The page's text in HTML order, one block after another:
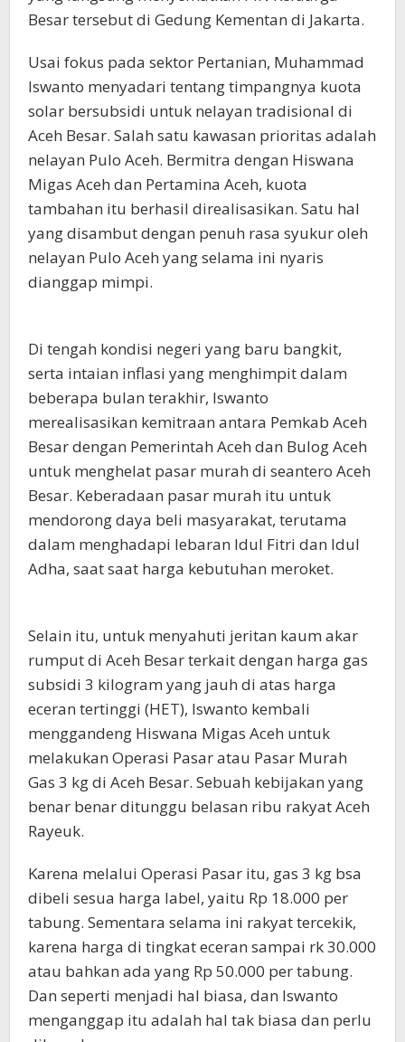
Besar tersebut di Gedung Kementan di Jakarta.
Usai fokus pada sektor Pertanian, Muhammad
Iswanto menyadari tentang timpangnya kuota
solar bersubsidi untuk nelayan tradisional di
Aceh Besar. Salah satu kawasan prioritas adalah
nelayan Pulo Aceh. Bermitra dengan Hiswana
Migas Aceh dan Pertamina Aceh, kuota
tambahan itu berhasil direalisasikan. Satu hal
yang disambut dengan penuh rasa syukur oleh
nelayan Pulo Aceh yang selama ini nyaris
dianggap mimpi.
Di tengah kondisi negeri yang baru bangkit,
serta intaian inflasi yang menghimpit dalam
beberapa bulan terakhir, Iswanto
merealisasikan kemitraan antara Pemkab Aceh
Besar dengan Pemerintah Aceh dan Bulog Aceh
untuk menghelat pasar murah di seantero Aceh
Besar. Keberadaan pasar murah itu untuk
mendorong daya beli masyarakat, terutama
dalam menghadapi lebaran Idul Fitri dan Idul
Adha, saat saat harga kebutuhan meroket.
Selain itu, untuk menyahuti jeritan kaum akar
rumput di Aceh Besar terkait dengan harga gas
subsidi 3 kilogram yang jauh di atas harga
eceran tertinggi (HET), Iswanto kembali
menggandeng Hiswana Migas Aceh untuk
melakukan Operasi Pasar atau Pasar Murah
Gas 3 kg di Aceh Besar. Sebuah kebijakan yang
benar benar ditunggu belasan ribu rakyat Aceh
Rayeuk.
Karena melalui Operasi Pasar itu, gas 3 kg bsa
dibeli sesua harga label, yaitu Rp 18.000 per
tabung. Sementara selama ini rakyat tercekik,
karena harga di tingkat eceran sampai rk 30.000
atau bahkan ada yang Rp 50.000 per tabung.
Dan seperti menjadi hal biasa, dan Iswanto
menganggap itu adalah hal tak biasa dan perlu